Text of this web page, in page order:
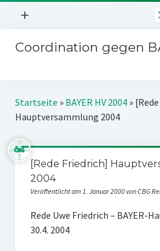
Menü
+
Mitmachen
Über uns
Kontakt
Impressum
Störfälle
Coordination gegen
Kampagnen
Stichwort BAYER
Jahrestagung
Startseite » BAYER HV 2004»
Hauptversammlung 2004
[Rede Friedrich]
2004
Veröffentlicht am 1. Januar 2000 von CBG
Rede Uwe Friedrich – BAYER-
30.4. 2004